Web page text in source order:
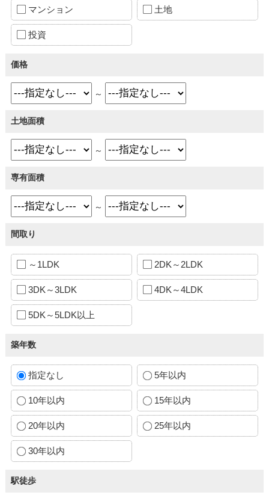
マンション 土地
投資
価格
～
土地面積
～
専有面積
～
間取り
～1LDK 2DK～2LDK
3DK～3LDK 4DK～4LDK
5DK～5LDK以上
築年数
指定なし 5年以内
10年以内 15年以内
20年以内 25年以内
30年以内
駅徒歩